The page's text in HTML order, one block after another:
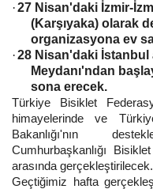
·27 Nisan'daki İzmir-
(Karşıyaka) olarak
organizasyona ev
·28 Nisan'daki İstanbul
Meydanı'ndan
sona erecek.
Türkiye Bisiklet
himayelerinde ve
Bakanlığı'nın
Cumhurbaşkanlığı
arasında gerçekleştirilecek.
Geçtiğimiz hafta